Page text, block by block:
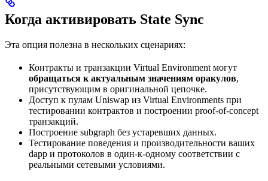
Когда активировать State Sync
Эта опция полезна в нескольких сценариях:
Контракты и транзакции Virtual Environment могут
обращаться к актуальным значениям оракулов,
присутствующим в оригинальной цепочке.
Доступ к пулам Uniswap из Virtual Environments при
тестировании контрактов и построении proof-of-concept
транзакций.
Построение subgraph без устаревших данных.
Тестирование поведения и производительности ваших
dapp и протоколов в один-к-одному соответствии с
реальными сетевыми условиями.